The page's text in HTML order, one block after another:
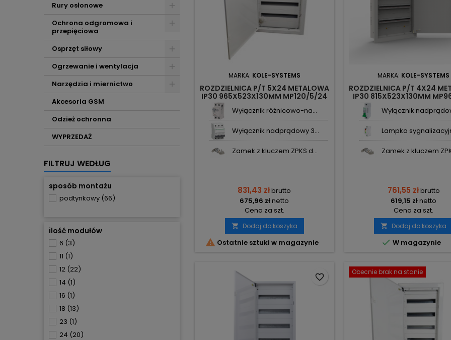
Rury osłonowe
Ochrona odgromowa i
przepięciowa
Osprzęt siłowy
Ogrzewanie i wentylacja
Narzędzia i miernictwo
Akcesoria GSM
Odzież ochronna
WYPRZEDAŻ
FILTRUJ WEDŁUG
sposób montażu
podtynkowy (66)
ilość modułów
6 (3)
11 (1)
12 (22)
14 (1)
16 (1)
18 (13)
23 (1)
24 (20)
MARKA: KOLE-SYSTEMS
ROZDZIELNICA P/T 5X24 METALOWA
IP30 965X523X130MM MP120/5/24
Wyłącznik różnicowo-na...
Wyłącznik nadprądowy 3...
Zamek z kluczem ZPKS d...
831,43 złbrutto
675,96 złnetto
Cena za szt.
 Dodaj do koszyka
 Ostatnie sztuki w magazynie
MARKA: KOLE-SYSTEMS
ROZDZIELNICA P/T 4X24
IP30 815X523X130MM
Wyłącznik
Lampka
Zamek z kluczem
761,55 złbrutto
619,15 złnetto
Cena za szt.
 Dodaj do koszyka
 W magazynie
favorite_border
Obecnie brak na stanie